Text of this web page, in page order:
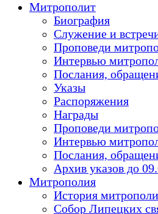
Митрополит
Биография
Служение и
Проповеди
Интервью
Послания,
Указы
Распоряжения
Награды
Проповеди
Интервью
Послания,
Архив указов до
Митрополия
История
Собор Липецких